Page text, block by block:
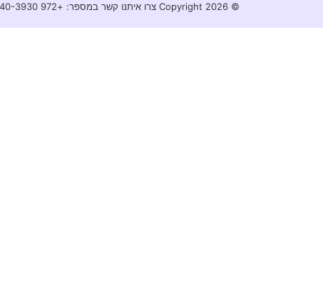
© Copyright 2026 צרו איתנו קשר במספר: +972 52-240-3930⁩